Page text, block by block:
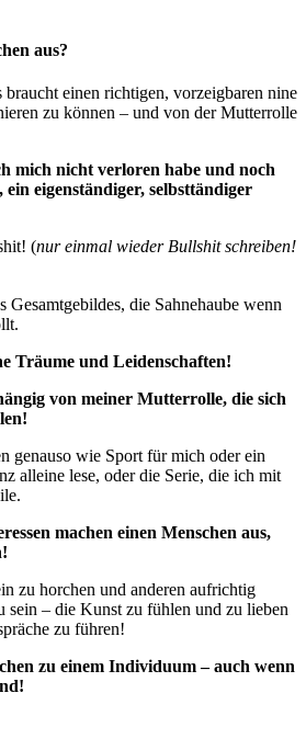
aus?
einen richtigen, vorzeigbaren nine
zu können – und von der Mutterrolle
mich nicht verloren habe und noch
ein eigenständiger, selbsttändiger
(nur einmal wieder Bullshit schreiben!
Gesamtgebildes, die Sahnehaube wenn
Träume und Leidenschaften!
von meiner Mutterrolle, die sich
genauso wie Sport für mich oder ein
alleine lese, oder die Serie, die ich mit
machen einen Menschen aus,
zu horchen und anderen aufrichtig
sein – die Kunst zu fühlen und zu lieben
zu führen!
zu einem Individuum – auch wenn